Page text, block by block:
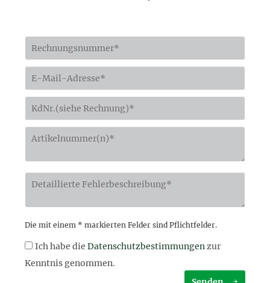
Die mit einem * markierten Felder sind Pflichtfelder.
Ich habe die Datenschutzbestimmungenzur
Kenntnis genommen.